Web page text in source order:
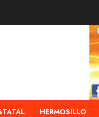
HERMOSILLO